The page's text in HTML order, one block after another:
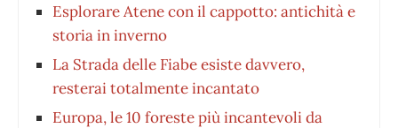
Esplorare Atene con il cappotto: antichità e
storia in inverno
La Strada delle Fiabe esiste davvero,
resterai totalmente incantato
Europa, le 10 foreste più incantevoli da